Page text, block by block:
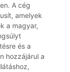
A cég
amelyek
a magyar,
és a
hozzájárul a